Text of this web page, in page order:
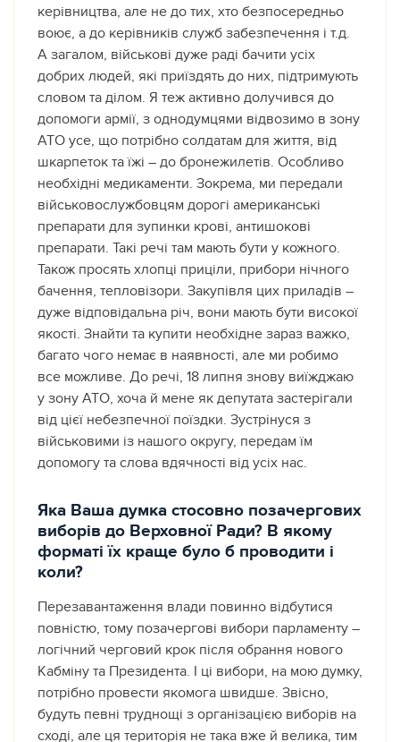
керівництва, але не до тих, хто безпосередньо
воює, а до керівників служб забезпечення і т.д.
А загалом, військові дуже раді бачити усіх
добрих людей, які приїздять до них, підтримують
словом та ділом. Я теж активно долучився до
допомоги армії, з однодумцями відвозимо в зону
АТО усе, що потрібно солдатам для життя, від
шкарпеток та їжі – до бронежилетів. Особливо
необхідні медикаменти. Зокрема, ми передали
військовослужбовцям дорогі американські
препарати для зупинки крові, антишокові
препарати. Такі речі там мають бути у кожного.
Також просять хлопці приціли, прибори нічного
бачення, тепловізори. Закупівля цих приладів –
дуже відповідальна річ, вони мають бути високої
якості. Знайти та купити необхідне зараз важко,
багато чого немає в наявності, але ми робимо
все можливе. До речі, 18 липня знову виїжджаю
у зону АТО, хоча й мене як депутата застерігали
від цієї небезпечної поїздки. Зустрінуся з
військовими із нашого округу, передам їм
допомогу та слова вдячності від усіх нас.
Яка Ваша думка стосовно позачергових
виборів до Верховної Ради? В якому
форматі їх краще було б проводити і
коли?
Перезавантаження влади повинно відбутися
повністю, тому позачергові вибори парламенту –
логічний черговий крок після обрання нового
Кабміну та Президента. І ці вибори, на мою думку,
потрібно провести якомога швидше. Звісно,
будуть певні труднощі з організацією виборів на
сході, але ця територія не така вже й велика, тим